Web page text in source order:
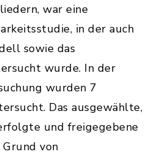
war eine
in der auch
sowie das
wurde. In der
wurden 7
Das ausgewählte,
und freigegebene
von